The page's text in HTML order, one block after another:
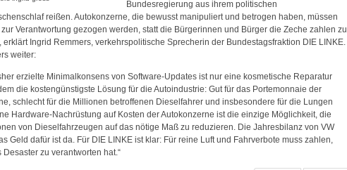
Bundesregierung aus ihrem politischen
reißen. Autokonzerne, die bewusst manipuliert und betrogen haben, müssen
Verantwortung gezogen werden, statt die Bürgerinnen und Bürger die Zeche zahlen zu
erklärt Ingrid Remmers, verkehrspolitische Sprecherin der Bundestagsfraktion DIE LINKE.
weiter:
erzielte Minimalkonsens von Software-Updates ist nur eine kosmetische Reparatur
die kostengünstigste Lösung für die Autoindustrie: Gut für das Portemonnaie der
schlecht für die Millionen betroffenen Dieselfahrer und insbesondere für die Lungen
Hardware-Nachrüstung auf Kosten der Autokonzerne ist die einzige Möglichkeit, die
von Dieselfahrzeugen auf das nötige Maß zu reduzieren. Die Jahresbilanz von VW
Geld dafür ist da. Für DIE LINKE ist klar: Für reine Luft und Fahrverbote muss zahlen,
Desaster zu verantworten hat.“